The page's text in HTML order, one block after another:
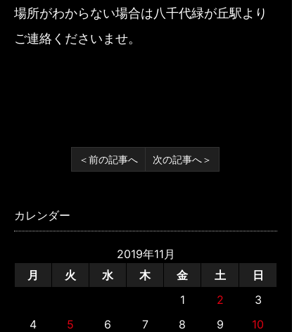
場所がわからない場合は八千代緑が丘駅より
ご連絡くださいませ。
＜前の記事へ 次の記事へ＞
カレンダー
2019年11月
月
火 水 木 金 土
日
1
2
3
4
5 6 7 8 9
10